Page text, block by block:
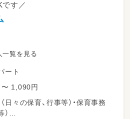
です／
一覧を見る
ート
1,090円
日々の保育、行事等）・保育事務
）